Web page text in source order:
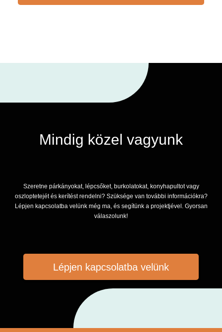
Mindig közel vagyunk
Szeretne párkányokat, lépcsőket, burkolatokat, konyhapultot vagy
oszloptetejét és kerítést rendelni? Szüksége van további információkra?
Lépjen kapcsolatba velünk még ma, és segítünk a projektjével. Gyorsan
válaszolunk!
Lépjen kapcsolatba velünk